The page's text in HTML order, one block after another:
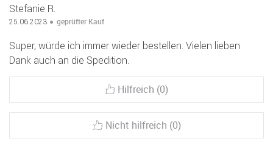
Stefanie R.
25.06.2023 geprüfter Kauf
Super, würde ich immer wieder bestellen. Vielen lieben
Dank auch an die Spedition.
Hilfreich (0)
Nicht hilfreich (0)